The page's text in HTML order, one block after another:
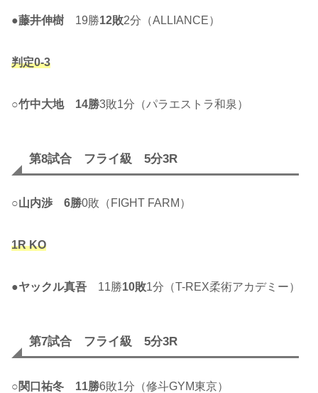
●藤井伸樹 19勝12敗2分（ALLIANCE）
判定0-3
○竹中大地 14勝3敗1分（パラエストラ和泉）
第8試合 フライ級 5分3R
○山内渉 6勝0敗（FIGHT FARM）
1R KO
●ヤックル真吾 11勝10敗1分（T-REX柔術アカデミー）
第7試合 フライ級 5分3R
○関口祐冬 11勝6敗1分（修斗GYM東京）